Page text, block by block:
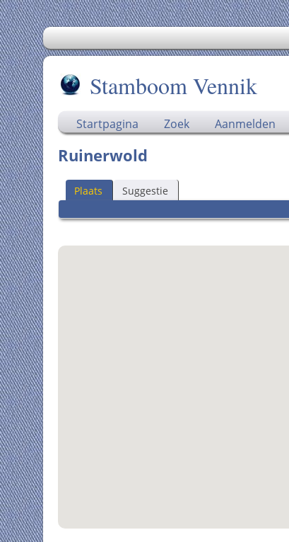
Stamboom Vennik
Startpagina Zoek Aanmelden
Ruinerwold
Plaats Suggestie